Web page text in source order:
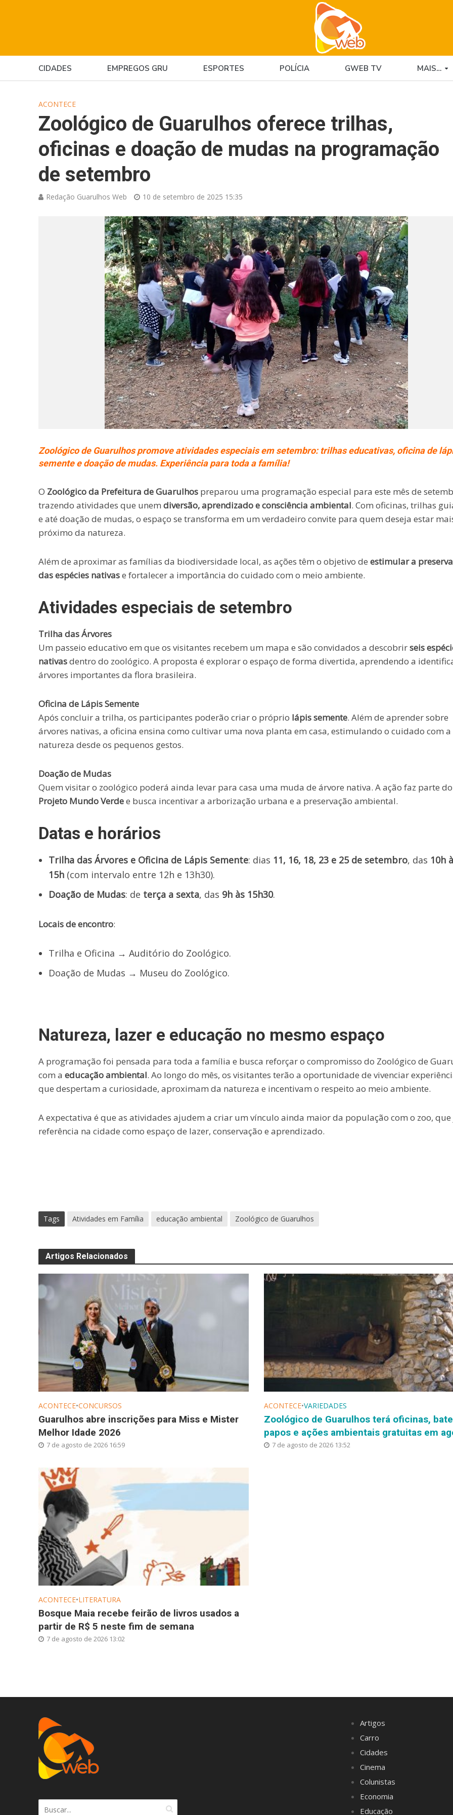
CIDADES EMPREGOS GRU ESPORTES POLÍCIA GWEB TV MAIS…
ACONTECE
Zoológico de Guarulhos oferece trilhas,
oficinas e doação de mudas na programação
de setembro
Redação Guarulhos Web 10 de setembro de 2025 15:35
Zoológico de Guarulhos promove atividades especiais em setembro: trilhas educativas, oficina de
semente e doação de mudas. Experiência para toda a família!
O Zoológico da Prefeitura de Guarulhospreparou uma programação especial para este mês de
trazendo atividades que unem diversão, aprendizado e consciência ambiental. Com oficinas, trilhas
e até doação de mudas, o espaço se transforma em um verdadeiro convite para quem deseja estar
próximo da natureza.
Além de aproximar as famílias da biodiversidade local, as ações têm o objetivo de estimular a
das espécies nativase fortalecer a importância do cuidado com o meio ambiente.
Atividades especiais de setembro
Trilha das Árvores
Um passeio educativo em que os visitantes recebem um mapa e são convidados a descobrirseis
nativasdentro do zoológico. A proposta é explorar o espaço de forma divertida, aprendendo a
árvores importantes da flora brasileira.
Oficina de Lápis Semente
Após concluir a trilha, os participantes poderão criar o próprio lápis semente. Além de aprender sobre
árvores nativas, a oficina ensina como cultivar uma nova planta em casa, estimulando o cuidado com a
natureza desde os pequenos gestos.
Doação de Mudas
Quem visitar o zoológico poderá ainda levar para casa uma muda de árvore nativa. A ação faz parte do
Projeto Mundo Verdee busca incentivar a arborização urbana e a preservação ambiental.
Datas e horários
Trilha das Árvores e Oficina de Lápis Semente: dias 11, 16, 18, 23 e 25 de setembro, das 10h
15h(com intervalo entre 12h e 13h30).
Doação de Mudas: de terça a sexta, das 9h às 15h30.
Locais de encontro:
Trilha e Oficina → Auditório do Zoológico.
Doação de Mudas → Museu do Zoológico.
Natureza, lazer e educação no mesmo espaço
A programação foi pensada para toda a família e busca reforçar o compromisso do Zoológico de
com a educação ambiental. Ao longo do mês, os visitantes terão a oportunidade de vivenciar
que despertam a curiosidade, aproximam da natureza e incentivam o respeito ao meio ambiente.
A expectativa é que as atividades ajudem a criar um vínculo ainda maior da população com o zoo, que
referência na cidade como espaço de lazer, conservação e aprendizado.
Tags Atividades em Família educação ambiental Zoológico de Guarulhos
Artigos Relacionados
ACONTECE•CONCURSOS
Guarulhos abre inscrições para Miss e Mister
Melhor Idade 2026
7 de agosto de 2026 16:59
ACONTECE•VARIEDADES
Zoológico de Guarulhos terá oficinas,
papos e ações ambientais gratuitas em
7 de agosto de 2026 13:52
ACONTECE•LITERATURA
Bosque Maia recebe feirão de livros usados a
partir de R$ 5 neste fim de semana
7 de agosto de 2026 13:02
Artigos
Carro
Cidades
Cinema
Colunistas
Economia
Educação